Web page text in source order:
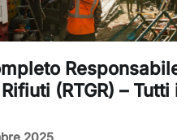
(RTGR) –